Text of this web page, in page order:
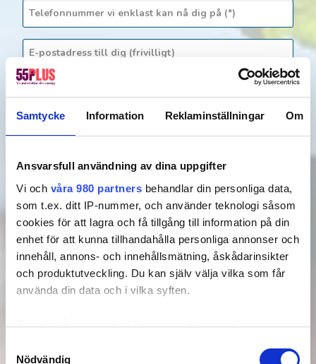
Samtycke Information Reklaminställningar Om
Ansvarsfull användning av dina uppgifter
Vi och våra 980 partners behandlar din personliga data,
som t.ex. ditt IP-nummer, och använder teknologi såsom
cookies för att lagra och få tillgång till information på din
enhet för att kunna tillhandahålla personliga annonser och
innehåll, annons- och innehållsmätning, åskådarinsikter
och produktutveckling. Du kan själv välja vilka som får
använda din data och i vilka syften.
Ta reda på mer om hur dina personliga uppgifter
Du kan ändra eller dra tillbaka ditt samtycke när som
Nödvändig
Lokal närvaro
Personligt
Anslutna till
Genom att gå vidare accepterar du vårintegritets- och
webbplatspolicy.
Ja, kontakta mig snabbt!
Välkommen till 55Plus iOskarshamn. Vi
erbjuder alla typer av hushållsnära tjänster så
trädgårdsarbeten. Dessutom har vi duktiga
hantverkare i vår seniorpool som kan hjälpa